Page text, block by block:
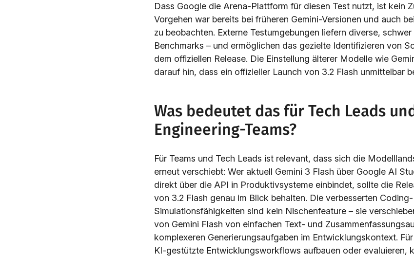
Dass Google die Arena-Plattform für diesen Test nutzt, ist kein
Vorgehen war bereits bei früheren Gemini-Versionen und auch
zu beobachten. Externe Testumgebungen liefern diverse,
Benchmarks – und ermöglichen das gezielte Identifizieren von
dem offiziellen Release. Die Einstellung älterer Modelle wie
darauf hin, dass ein offizieller Launch von 3.2 Flash unmittelbar
Was bedeutet das für Tech Leads
Engineering-Teams?
Für Teams und Tech Leads ist relevant, dass sich die
erneut verschiebt: Wer aktuell Gemini 3 Flash über Google AI
direkt über die API in Produktivsysteme einbindet, sollte die
von 3.2 Flash genau im Blick behalten. Die verbesserten
Simulationsfähigkeiten sind kein Nischenfeature – sie
von Gemini Flash von einfachen Text- und
komplexeren Generierungsaufgaben im Entwicklungskontext.
KI-gestützte Entwicklungsworkflows aufbauen oder evaluieren,